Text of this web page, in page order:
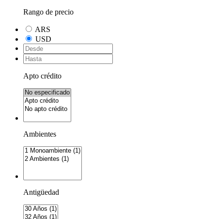
Rango de precio
ARS
USD
Apto crédito
Ambientes
Antigüedad